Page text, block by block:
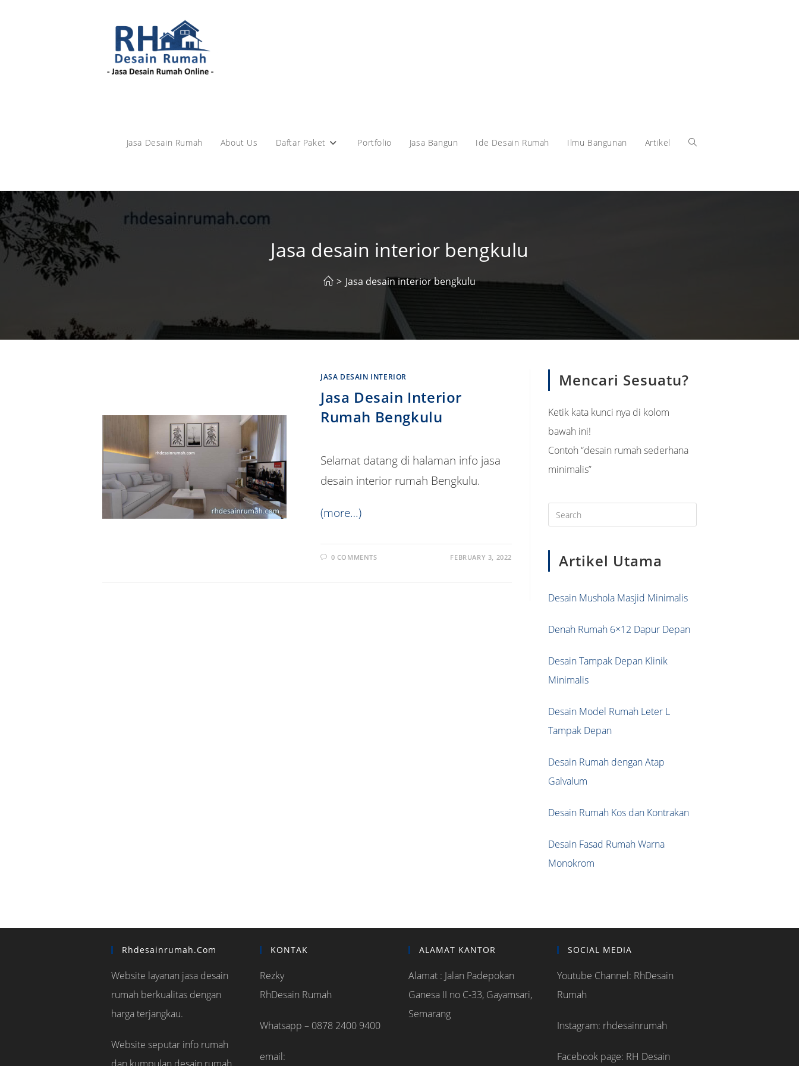
Jasa Desain Rumah About Us Daftar Paket Portfolio Jasa Bangun Ide Desain Rumah Ilmu Bangunan Artikel Toggle
Jasa desain interior bengkulu
> Jasa desain interior bengkulu
JASA DESAIN INTERIOR
Jasa Desain Interior
Rumah Bengkulu
Selamat datang di halaman info jasa
desain interior rumah Bengkulu.
(more…)
0 COMMENTS FEBRUARY 3, 2022
Mencari Sesuatu?
Ketik kata kunci nya di kolom
bawah ini!
Contoh “desain rumah sederhana
minimalis”
Escape
Artikel Utama
Desain Mushola Masjid Minimalis
Denah Rumah 6×12 Dapur Depan
Desain Tampak Depan Klinik
Minimalis
Desain Model Rumah Leter L
Tampak Depan
Desain Rumah dengan Atap
Galvalum
Desain Rumah Kos dan Kontrakan
Desain Fasad Rumah Warna
Monokrom
Rhdesainrumah.com
Website layanan jasa desain
rumah berkualitas dengan
harga terjangkau.
Website seputar info rumah
KONTAK
Rezky
RhDesain Rumah
Whatsapp – 0878 2400 9400
email:
ALAMAT KANTOR
Alamat : Jalan Padepokan
Ganesa II no C-33, Gayamsari,
Semarang
SOCIAL MEDIA
Youtube Channel: RhDesain
Rumah
Instagram: rhdesainrumah
Facebook page: RH Desain